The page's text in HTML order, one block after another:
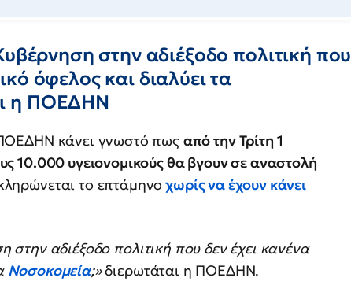
στην αδιέξοδο πολιτική που
όφελος και διαλύει τα
η ΠΟΕΔΗΝ
κάνει γνωστό πως από την Τρίτη 1
10.000 υγειονομικούς θα βγουν σε αναστολή
το επτάμηνο χωρίς να έχουν κάνει
στην αδιέξοδο πολιτική που δεν έχει κανένα
Νοσοκομεία;»διερωτάται η ΠΟΕΔΗΝ.